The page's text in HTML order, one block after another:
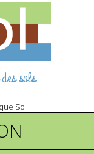
sols
Sol